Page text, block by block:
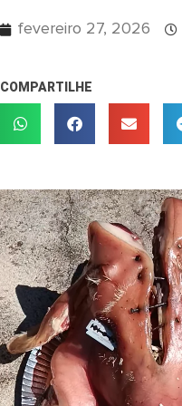
fevereiro 27, 2026
COMPARTILHE